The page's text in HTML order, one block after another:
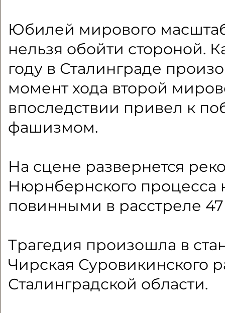
Юбилей мирового
нельзя обойти стороной.
году в Сталинграде
момент хода второй
впоследствии привел к
фашизмом.
На сцене развернется
Нюрнбернского процесса
повинными в расстреле 47
Трагедия произошла в
Чирская Суровикинского
Сталинградской области.